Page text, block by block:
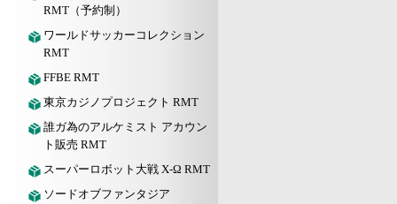
RMT（予約制）
ワールドサッカーコレクション
RMT
FFBE RMT
東京カジノプロジェクト RMT
誰ガ為のアルケミスト アカウン
ト販売 RMT
スーパーロボット大戦 X-Ω RMT
ソードオブファンタジア